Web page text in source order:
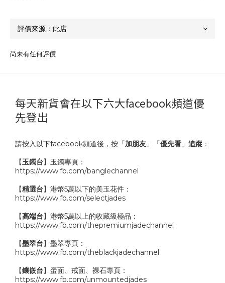
尚未有任何評價
每天新貨會在以下六大facebook頻道優
先登出
請按入以下facebook頻道後，按「加朋友 」「優先看 」 追蹤 ：
【玉鐲台】玉鐲專頁：
https://www.fb.com/banglechannel
【精選台】港幣5萬以下的美玉花件：
https://www.fb.com/selectjades
【高端台】港幣5萬以上的收藏級極品：
https://www.fb.com/thepremiumjadechannel
【墨翠台】墨翠專頁：
https://www.fb.com/theblackjadechannel
【鑲嵌台】蛋面、戒面、裸石專頁：
https://www.fb.com/unmountedjades